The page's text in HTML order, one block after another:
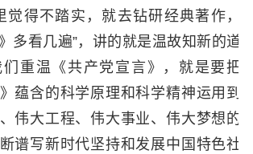
觉得不踏实，就去钻研经典著作，
多看几遍”，讲的就是温故知新的道
重温《共产党宣言》，就是要把
蕴含的科学原理和科学精神运用到
伟大工程、伟大事业、伟大梦想的
谱写新时代坚持和发展中国特色社